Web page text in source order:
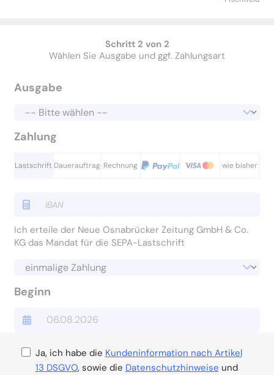
Schritt 2 von 2
Wählen Sie Ausgabe und ggf. Zahlungsart
Ausgabe
Zahlung
Lastschrift Dauerauftrag Rechnung wie bisher
Ich erteile der Neue Osnabrücker Zeitung GmbH & Co.
KG das Mandat für die SEPA-Lastschrift
Beginn
Ja, ich habe die Kundeninformation nach Artikel
13 DSGVO, sowie die Datenschutzhinweise und